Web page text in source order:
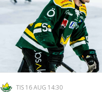
TIS 16 AUG 14:30